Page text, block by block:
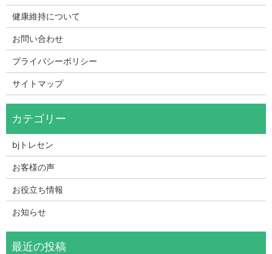
健康維持について
お問い合わせ
プライバシーポリシー
サイトマップ
bjトレセン
お客様の声
お役立ち情報
お知らせ